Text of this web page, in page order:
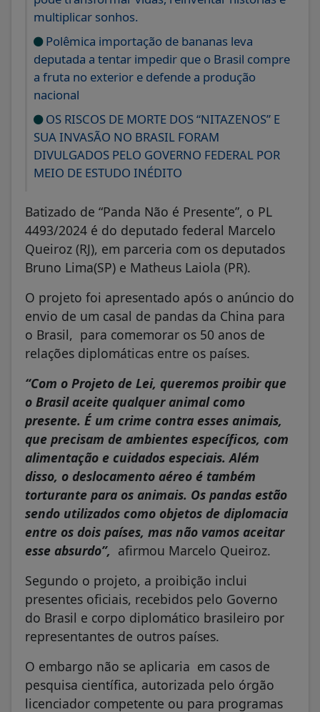
multiplicar sonhos.
Polêmica importação de bananas leva
deputada a tentar impedir que o Brasil compre
a fruta no exterior e defende a produção
nacional
OS RISCOS DE MORTE DOS “NITAZENOS” E
SUA INVASÃO NO BRASIL FORAM
DIVULGADOS PELO GOVERNO FEDERAL POR
MEIO DE ESTUDO INÉDITO
Batizado de “Panda Não é Presente”, o PL
4493/2024 é do deputado federal Marcelo
Queiroz (RJ), em parceria com os deputados
Bruno Lima(SP) e Matheus Laiola (PR).
O projeto foi apresentado após o anúncio do
envio de um casal de pandas da China para
o Brasil, para comemorar os 50 anos de
relações diplomáticas entre os países.
“Com o Projeto de Lei, queremos proibir que
o Brasil aceite qualquer animal como
presente. É um crime contra esses animais,
que precisam de ambientes específicos, com
alimentação e cuidados especiais. Além
disso, o deslocamento aéreo é também
torturante para os animais. Os pandas estão
sendo utilizados como objetos de diplomacia
entre os dois países, mas não vamos aceitar
esse absurdo”, afirmou Marcelo Queiroz.
Segundo o projeto, a proibição inclui
presentes oficiais, recebidos pelo Governo
do Brasil e corpo diplomático brasileiro por
representantes de outros países.
O embargo não se aplicaria em casos de
pesquisa científica, autorizada pelo órgão
licenciador competente ou para programas